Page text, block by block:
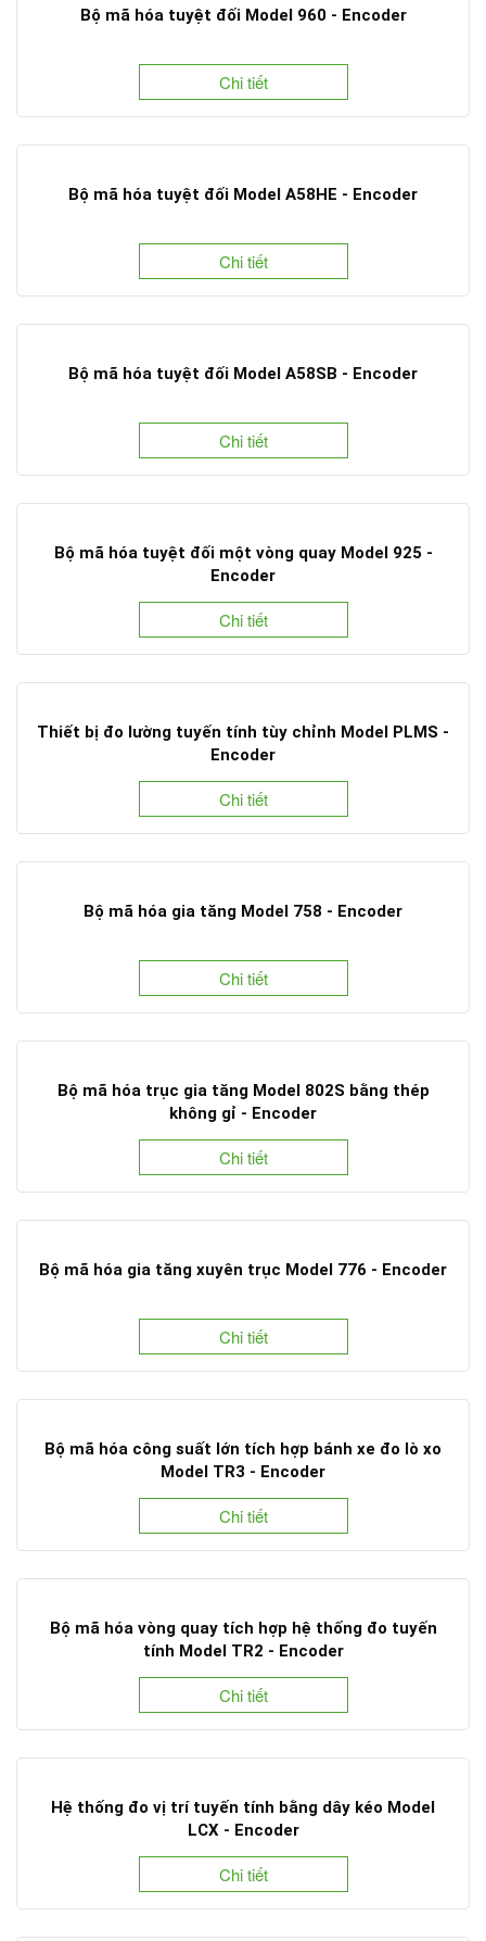
Bộ mã hóa tuyệt đối Model 960 - Encoder
Chi tiết
Bộ mã hóa tuyệt đối Model A58HE - Encoder
Chi tiết
Bộ mã hóa tuyệt đối Model A58SB - Encoder
Chi tiết
Bộ mã hóa tuyệt đối một vòng quay Model 925 -
Encoder
Chi tiết
Thiết bị đo lường tuyến tính tùy chỉnh Model PLMS -
Encoder
Chi tiết
Bộ mã hóa gia tăng Model 758 - Encoder
Chi tiết
Bộ mã hóa trục gia tăng Model 802S bằng thép
không gỉ - Encoder
Chi tiết
Bộ mã hóa gia tăng xuyên trục Model 776 - Encoder
Chi tiết
Bộ mã hóa công suất lớn tích hợp bánh xe đo lò xo
Model TR3 - Encoder
Chi tiết
Bộ mã hóa vòng quay tích hợp hệ thống đo tuyến
tính Model TR2 - Encoder
Chi tiết
Hệ thống đo vị trí tuyến tính bằng dây kéo Model
LCX - Encoder
Chi tiết